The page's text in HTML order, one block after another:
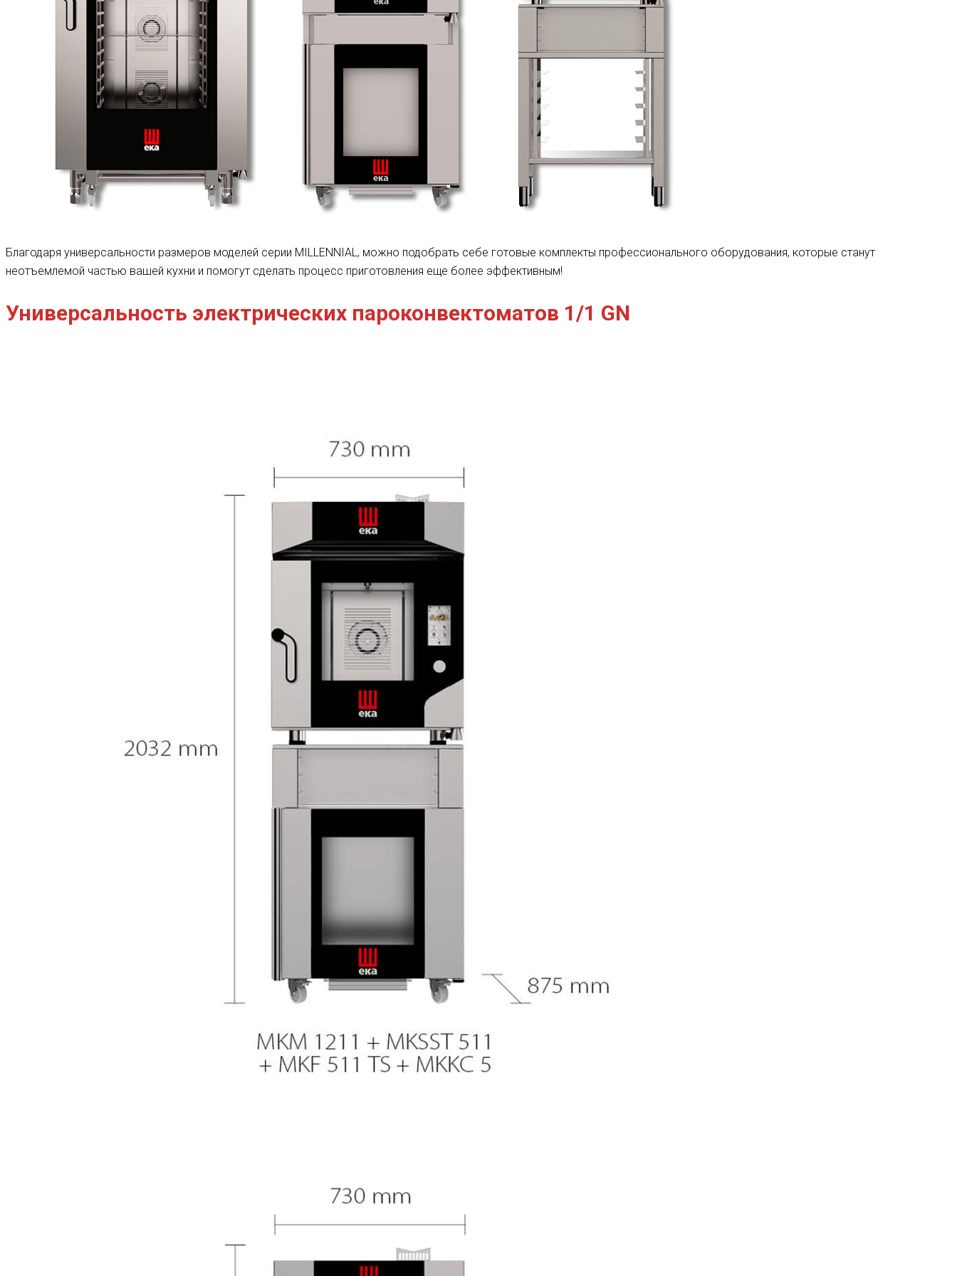
Благодаря универсальности размеров моделей серии MILLENNIAL, можно подобрать себе готовые комплекты профессионального оборудования, которые станут
неотъемлемой частью вашей кухни и помогут сделать процесс приготовления еще более эффективным!
Универсальность электрических пароконвектоматов 1/1 GN